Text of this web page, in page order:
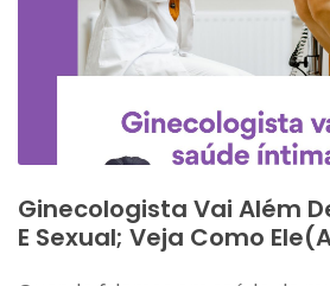
Ginecologista Vai Além
E Sexual; Veja Como